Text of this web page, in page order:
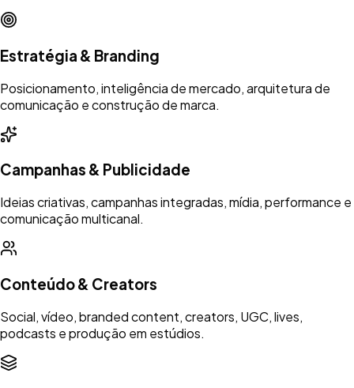
Estratégia & Branding
Posicionamento, inteligência de mercado, arquitetura de
comunicação e construção de marca.
Campanhas & Publicidade
Ideias criativas, campanhas integradas, mídia, performance e
comunicação multicanal.
Conteúdo & Creators
Social, vídeo, branded content, creators, UGC, lives,
podcasts e produção em estúdios.